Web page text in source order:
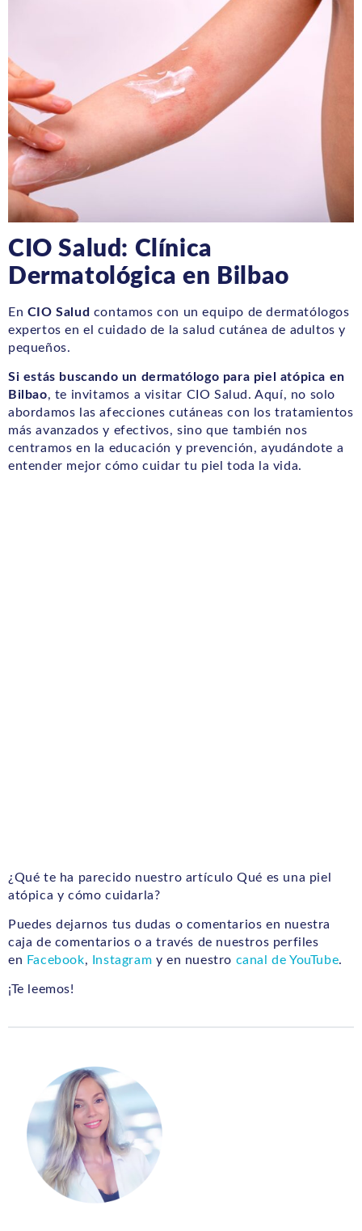
CIO Salud: Clínica
Dermatológica en Bilbao
En CIO Salud contamos con un equipo de dermatólogos
expertos en el cuidado de la salud cutánea de adultos y
pequeños.
Si estás buscando un dermatólogo para piel atópica en
Bilbao, te invitamos a visitar CIO Salud. Aquí, no solo
abordamos las afecciones cutáneas con los tratamientos
más avanzados y efectivos, sino que también nos
centramos en la educación y prevención, ayudándote a
entender mejor cómo cuidar tu piel toda la vida.
¿Qué te ha parecido nuestro artículo Qué es una piel
atópica y cómo cuidarla?
Puedes dejarnos tus dudas o comentarios en nuestra
caja de comentarios o a través de nuestros perfiles
en Facebook, Instagram y en nuestro canal de YouTube.
¡Te leemos!